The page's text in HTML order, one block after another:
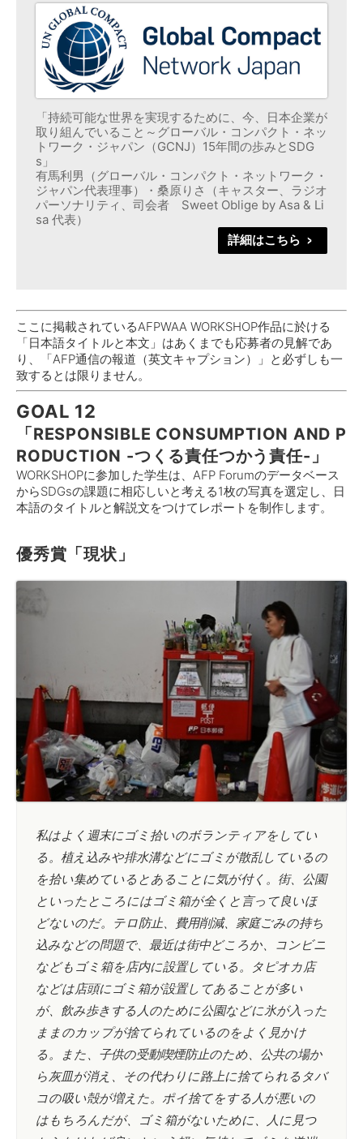
「持続可能な世界を実現するために、今、日本企業が
取り組んでいること～グローバル・コンパクト・ネッ
トワーク・ジャパン（GCNJ）15年間の歩みとSDG
s」
有馬利男（グローバル・コンパクト・ネットワーク・
ジャパン代表理事）・桑原りさ（キャスター、ラジオ
パーソナリティ、司会者 Sweet Oblige by Asa & Li
sa 代表）
詳細はこちら >
ここに掲載されているAFPWAA WORKSHOP作品に於ける
「日本語タイトルと本文」はあくまでも応募者の見解であ
り、「AFP通信の報道（英文キャプション）」と必ずしも一
致するとは限りません。
GOAL 12
「RESPONSIBLE CONSUMPTION AND P
RODUCTION -つくる責任つかう責任-」
WORKSHOPに参加した学生は、AFP Forumのデータベース
からSDGsの課題に相応しいと考える1枚の写真を選定し、日
本語のタイトルと解説文をつけてレポートを制作します。
優秀賞「現状」
私はよく週末にゴミ拾いのボランティアをしてい
る。植え込みや排水溝などにゴミが散乱しているの
を拾い集めているとあることに気が付く。街、公園
といったところにはゴミ箱が全くと言って良いほ
どないのだ。テロ防止、費用削減、家庭ごみの持ち
込みなどの問題で、最近は街中どころか、コンビニ
などもゴミ箱を店内に設置している。タピオカ店
などは店頭にゴミ箱が設置してあることが多い
が、飲み歩きする人のために公園などに氷が入った
ままのカップが捨てられているのをよく見かけ
る。また、子供の受動喫煙防止のため、公共の場か
ら灰皿が消え、その代わりに路上に捨てられるタバ
コの吸い殻が増えた。ポイ捨てをする人が悪いの
はもちろんだが、ゴミ箱がないために、人に見つ